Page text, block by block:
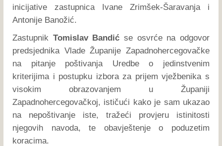
inicijative zastupnica Ivane Zrimšek-Šaravanja i
Antonije Banožić.
Zastupnik Tomislav Bandić se osvrće na odgovor
predsjednika Vlade Županije Zapadnohercegovačke
na pitanje poštivanja Uredbe o jedinstvenim
kriterijima i postupku izbora za prijem vježbenika s
visokim obrazovanjem u Županiji
Zapadnohercegovačkoj, ističući kako je sam ukazao
na nepoštivanje iste, tražeći provjeru istinitosti
njegovih navoda, te obavještenje o poduzetim
koracima.